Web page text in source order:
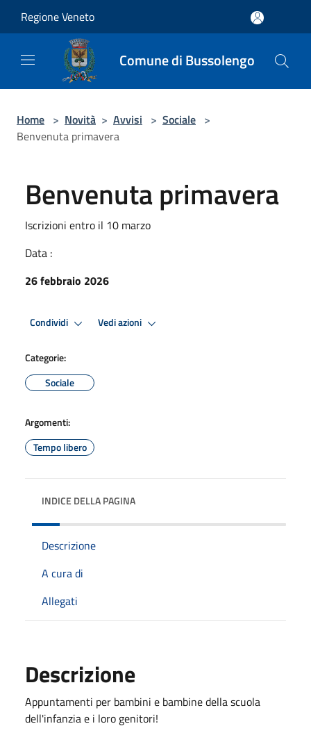
Regione Veneto
Comune di Bussolengo
Home > Novità > Avvisi > Sociale >
Benvenuta primavera
Benvenuta primavera
Iscrizioni entro il 10 marzo
Data :
26 febbraio 2026
Condividi Vedi azioni
Categorie:
Sociale
Argomenti:
Tempo libero
INDICE DELLA PAGINA
Descrizione
A cura di
Allegati
Descrizione
Appuntamenti per bambini e bambine della scuola
dell'infanzia e i loro genitori!